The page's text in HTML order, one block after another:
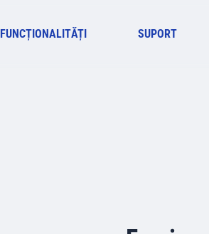
FUNCȚIONALITĂȚI SUPORT